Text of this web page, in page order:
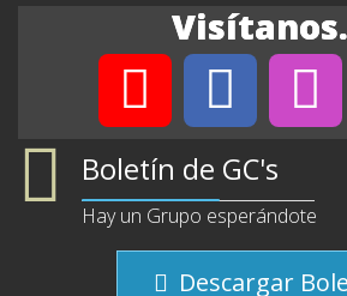
Boletín de GC's
Hay un Grupo esperándote
Descargar